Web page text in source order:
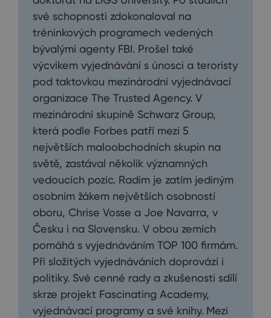
své schopnosti zdokonaloval na
tréninkových programech vedených
bývalými agenty FBI. Prošel také
výcvikem vyjednávání s únosci a teroristy
pod taktovkou mezinárodní vyjednávací
organizace The Trusted Agency. V
mezinárodní skupině Schwarz Group,
která podle Forbes patří mezi 5
největších maloobchodních skupin na
světě, zastával několik významných
vedoucích pozic. Radim je zatím jediným
osobním žákem největších osobností
oboru, Chrise Vosse a Joe Navarra, v
Česku i na Slovensku. V obou zemích
pomáhá s vyjednáváním TOP 100 firmám.
Při složitých vyjednáváních doprovází i
politiky. Své cenné rady a zkušenosti sdílí
skrze projekt Fascinating Academy,
vyjednávací programy a své knihy. Mezi